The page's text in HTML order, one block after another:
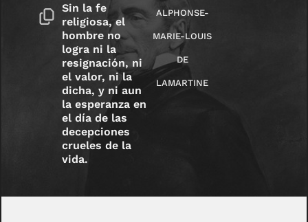
Sin la fe
religiosa, el
hombre no
logra ni la
resignación, ni
el valor, ni la
dicha, y ni aun
la esperanza en
el día de las
decepciones
crueles de la
vida.
ALPHONSE-
MARIE-LOUIS
DE
LAMARTINE